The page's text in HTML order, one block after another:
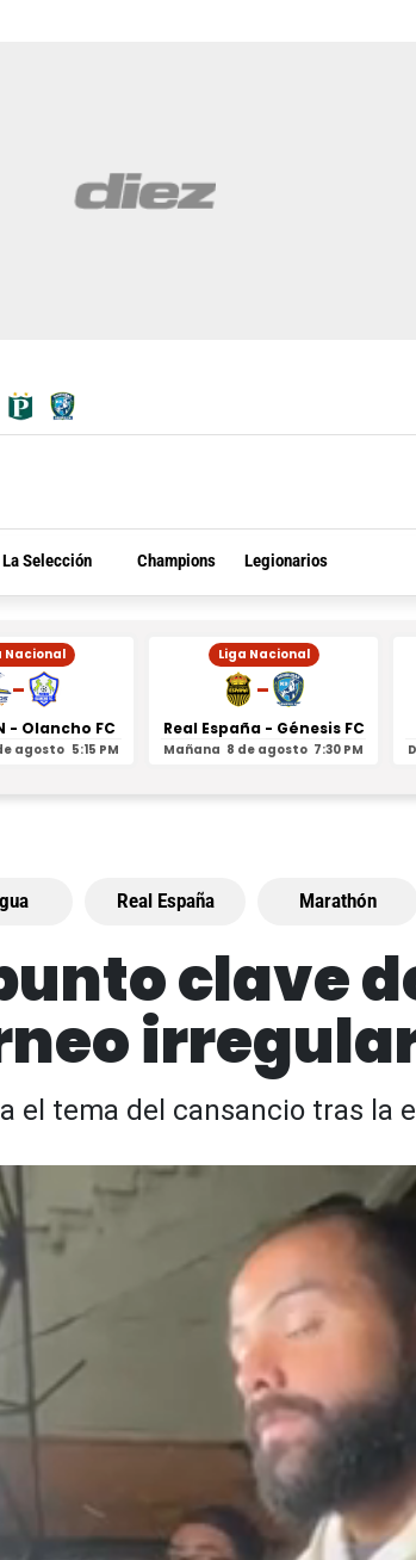
La Selección Champions Legionarios
Nacional
-
- Olancho FC
agosto 5:15 PM
Liga Nacional
-
Real España - Génesis FC
Mañana 8 de agosto 7:30 PM
Real España Marathón
clave
el tema del cansancio tras la